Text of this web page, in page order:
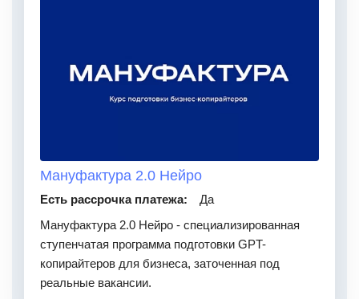
Мануфактура 2.0 Нейро
Есть рассрочка платежа:
Да
Мануфактура 2.0 Нейро - специализированная
ступенчатая программа подготовки GPT-
копирайтеров для бизнеса, заточенная под
реальные вакансии.